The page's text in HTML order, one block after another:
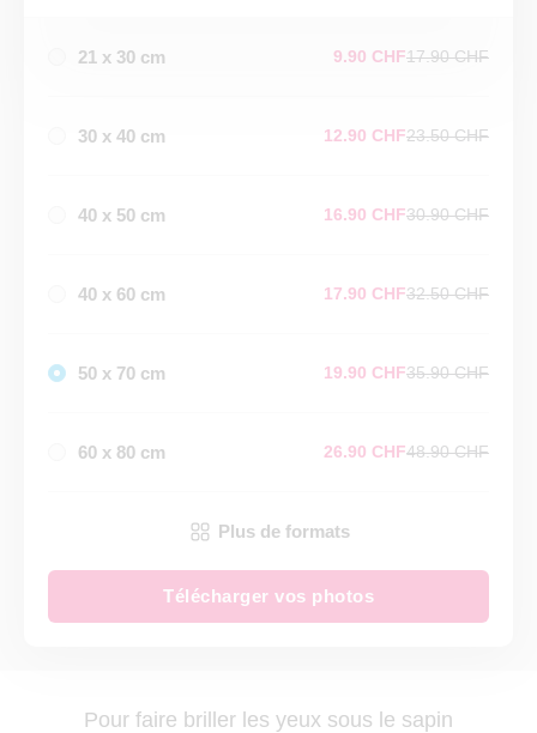
21 x 30 cm 9.90 CHF17.90 CHF
30 x 40 cm 12.90 CHF23.50 CHF
40 x 50 cm 16.90 CHF30.90 CHF
40 x 60 cm 17.90 CHF32.50 CHF
50 x 70 cm 19.90 CHF35.90 CHF
60 x 80 cm 26.90 CHF48.90 CHF
Plus de formats
Télécharger vos photos
Pour faire briller les yeux sous le sapin